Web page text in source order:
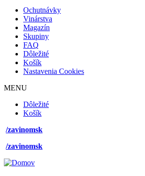
mobile Ochutnávky
Vinárstva
Magazín
Skupiny
FAQ
Dôležité
Košík
Nastavenia Cookies
desktop
menu
MENU
Dôležité
Košík
/zavinomsk
/zavinomsk